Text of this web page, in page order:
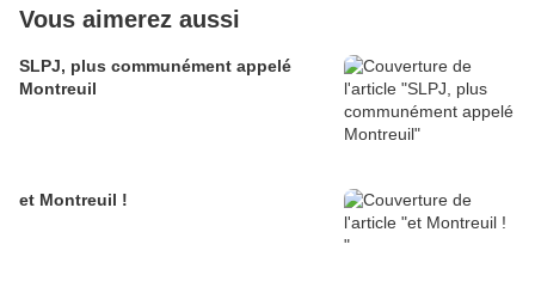
Vous aimerez aussi
SLPJ, plus communément appelé
Montreuil
et Montreuil !